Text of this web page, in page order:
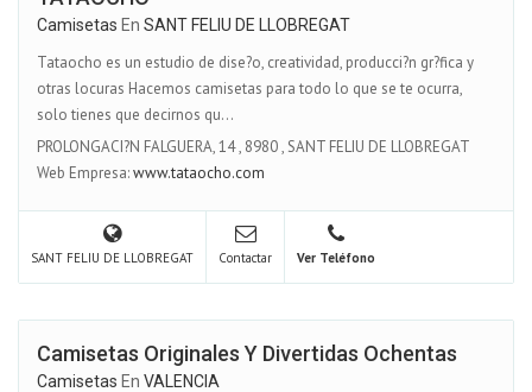
Camisetas En SANT FELIU DE LLOBREGAT
Tataocho es un estudio de dise?o, creatividad, producci?n gr?fica y
otras locuras Hacemos camisetas para todo lo que se te ocurra,
solo tienes que decirnos qu...
PROLONGACI?N FALGUERA, 14, 8980,SANT FELIU DE LLOBREGAT
Web Empresa:www.tataocho.com
SANT FELIU DE LLOBREGAT Contactar Ver Teléfono
Camisetas Originales Y Divertidas Ochentas
Camisetas En VALENCIA